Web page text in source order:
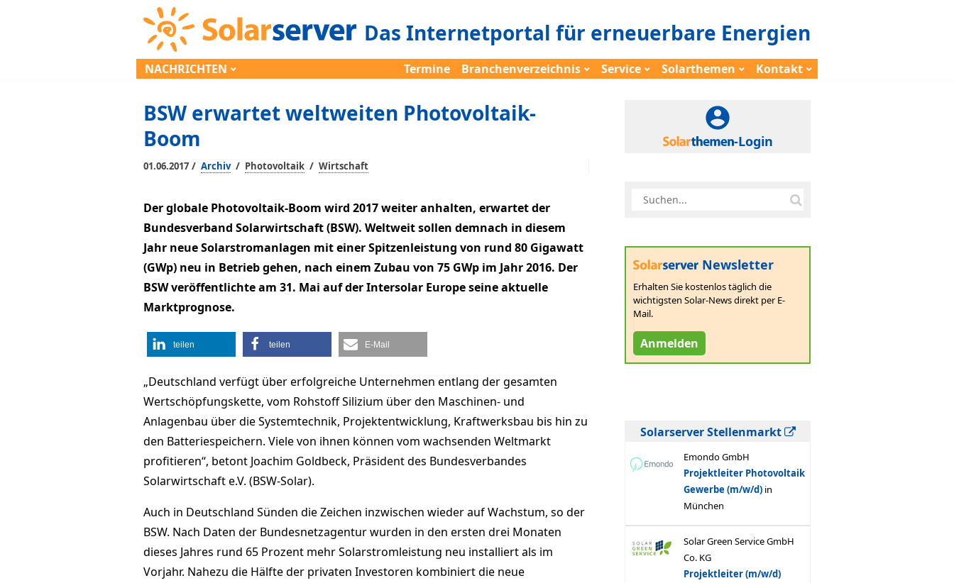
Das Internetportal für erneuerbare Energien
NACHRICHTEN Termine Branchenverzeichnis Service Solarthemen Kontakt
BSW erwartet weltweiten Photovoltaik-
Boom
01.06.2017 / Archiv / Photovoltaik / Wirtschaft
Der globale Photovoltaik-Boom wird 2017 weiter anhalten, erwartet der
Bundesverband Solarwirtschaft (BSW). Weltweit sollen demnach in diesem
Jahr neue Solarstromanlagen mit einer Spitzenleistung von rund 80 Gigawatt
(GWp) neu in Betrieb gehen, nach einem Zubau von 75 GWp im Jahr 2016. Der
BSW veröffentlichte am 31. Mai auf der Intersolar Europe seine aktuelle
Marktprognose.
teilen teilen E-Mail
„Deutschland verfügt über erfolgreiche Unternehmen entlang der gesamten
Wertschöpfungskette, vom Rohstoff Silizium über den Maschinen- und
Anlagenbau über die Systemtechnik, Projektentwicklung, Kraftwerksbau bis hin zu
den Batteriespeichern. Viele von ihnen können vom wachsenden Weltmarkt
profitieren“, betont Joachim Goldbeck, Präsident des Bundesverbandes
Solarwirtschaft e.V. (BSW-Solar).
Auch in Deutschland Sünden die Zeichen inzwischen wieder auf Wachstum, so der
BSW. Nach Daten der Bundesnetzagentur wurden in den ersten drei Monaten
dieses Jahres rund 65 Prozent mehr Solarstromleistung neu installiert als im
Vorjahr. Nahezu die Hälfte der privaten Investoren kombiniert die neue
-Login
Newsletter
Erhalten Sie kostenlos täglich die
wichtigsten Solar-News direkt per E-
Mail.
Anmelden
Solarserver Stellenmarkt